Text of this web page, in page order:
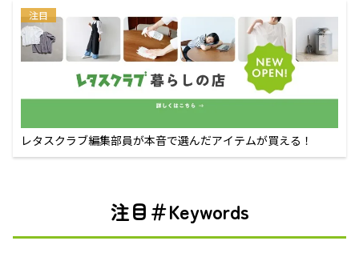
注目
レタスクラブ編集部員が本音で選んだアイテムが買える！
注目＃Keywords